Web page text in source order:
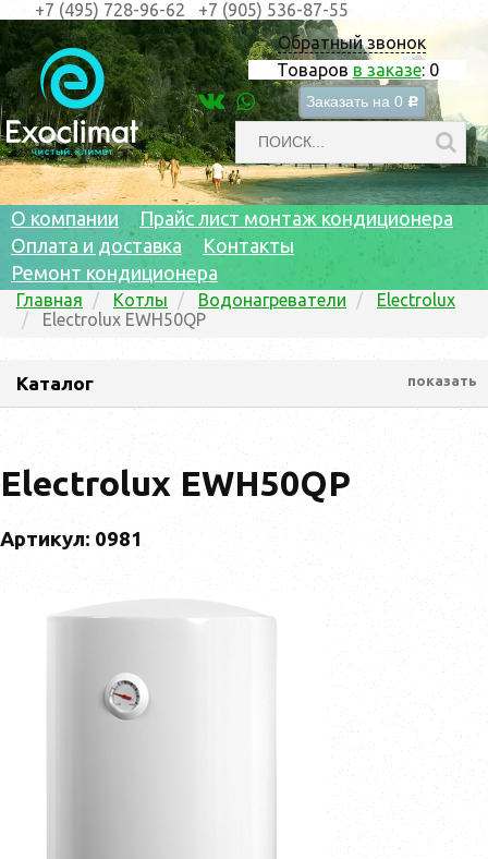
Обратный звонок
Товаров в заказе: 0
Заказать на 0 c
+7 (495) 728-96-62 +7 (905) 536-87-55
О компании
Прайс лист монтаж кондиционера
Оплата и доставка
Контакты
Ремонт кондиционера
Главная Котлы Водонагреватели
Electrolux
Electrolux EWH50QP
Каталог показать
Electrolux EWH50QP
Артикул: 0981